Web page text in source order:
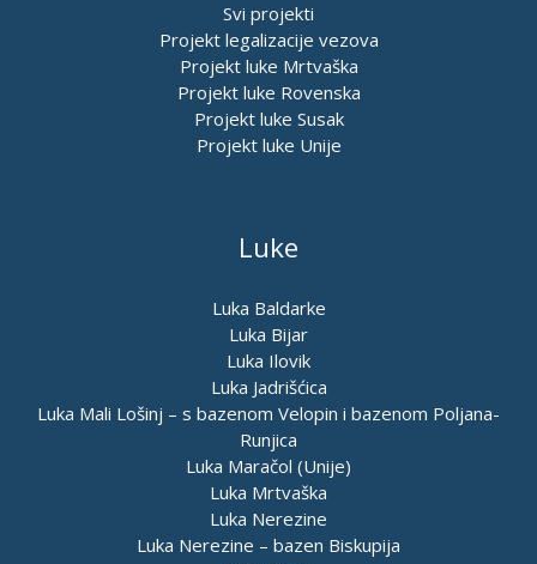
Svi projekti
Projekt legalizacije vezova
Projekt luke Mrtvaška
Projekt luke Rovenska
Projekt luke Susak
Projekt luke Unije
Luke
Luka Baldarke
Luka Bijar
Luka Ilovik
Luka Jadrišćica
Luka Mali Lošinj – s bazenom Velopin i bazenom Poljana-
Runjica
Luka Maračol (Unije)
Luka Mrtvaška
Luka Nerezine
Luka Nerezine – bazen Biskupija